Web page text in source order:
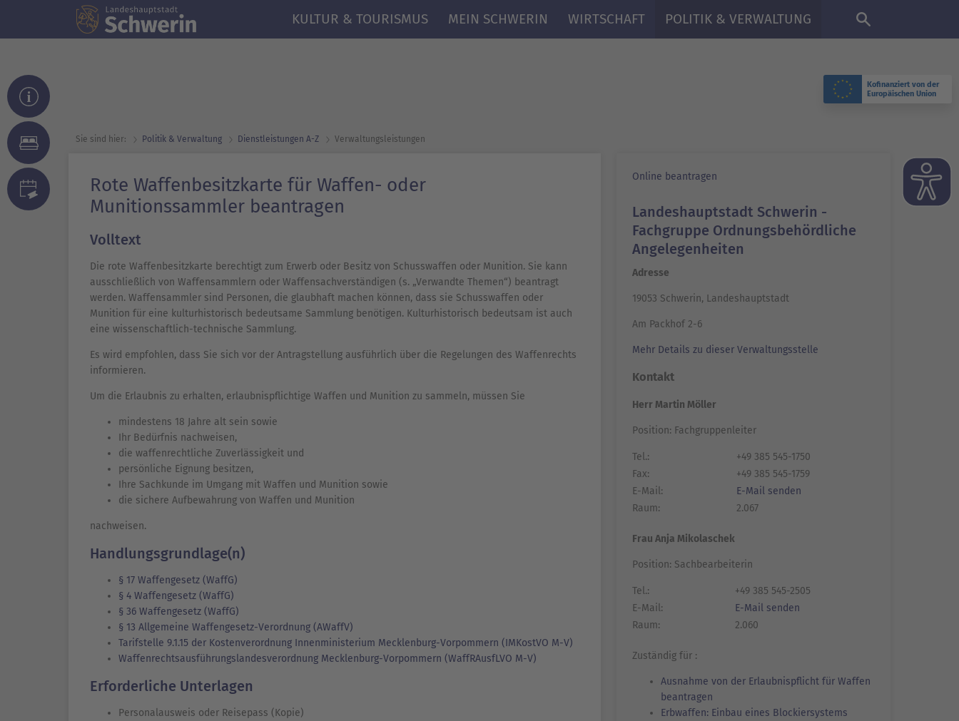
Kofinanziert von der
Europäischen Union
DE
KULTUR & TOURISMUS MEIN SCHWERIN WIRTSCHAFT POLITIK & VERWALTUNG
Sie sind hier: Politik & Verwaltung Dienst­leistungen A-Z Verwaltungsleistungen
Rote Waffenbesitzkarte für Waffen- oder
Munitionssammler beantragen
Volltext
Die rote Waffenbesitzkarte berechtigt zum Erwerb oder Besitz von Schusswaffen oder Munition. Sie kann
ausschließlich von Waffensammlern oder Waffensachverständigen (s. „Verwandte Themen“) beantragt
werden. Waffensammler sind Personen, die glaubhaft machen können, dass sie Schusswaffen oder
Munition für eine kulturhistorisch bedeutsame Sammlung benötigen. Kulturhistorisch bedeutsam ist auch
eine wissenschaftlich-technische Sammlung.
Es wird empfohlen, dass Sie sich vor der Antragstellung ausführlich über die Regelungen des Waffenrechts
informieren.
Um die Erlaubnis zu erhalten, erlaubnispflichtige Waffen und Munition zu sammeln, müssen Sie
mindestens 18 Jahre alt sein sowie
Ihr Bedürfnis nachweisen,
die waffenrechtliche Zuverlässigkeit und
persönliche Eignung besitzen,
Ihre Sachkunde im Umgang mit Waffen und Munition sowie
die sichere Aufbewahrung von Waffen und Munition
nachweisen.
Handlungsgrundlage(n)
§ 17 Waffengesetz (WaffG)
§ 4 Waffengesetz (WaffG)
§ 36 Waffengesetz (WaffG)
§ 13 Allgemeine Waffengesetz-Verordnung (AWaffV)
Tarifstelle 9.1.15 der Kostenverordnung Innenministerium Mecklenburg-Vorpommern (IMKostVO M-V)
Waffenrechtsausführungslandesverordnung Mecklenburg-Vorpommern (WaffRAusfLVO M-V)
Erforderliche Unterlagen
Personalausweis oder Reisepass (Kopie)
Online beantragen
Landeshauptstadt Schwerin -
Fachgruppe Ordnungsbehördliche
Angelegenheiten
Adresse
19053 Schwerin, Landeshauptstadt
Am Packhof 2-6
Mehr Details zu dieser Verwaltungsstelle
Kontakt
Herr Martin Möller
Position: Fachgruppenleiter
Tel.:
+49 385 545-1750
Fax:
+49 385 545-1759
E-Mail:
E-Mail senden
Raum:
2.067
Frau Anja Mikolaschek
Position: Sachbearbeiterin
Tel.:
+49 385 545-2505
E-Mail:
E-Mail senden
Raum:
2.060
Zuständig für :
Ausnahme von der Erlaubnispflicht für Waffen
beantragen
Erbwaffen: Einbau eines Blockiersystems